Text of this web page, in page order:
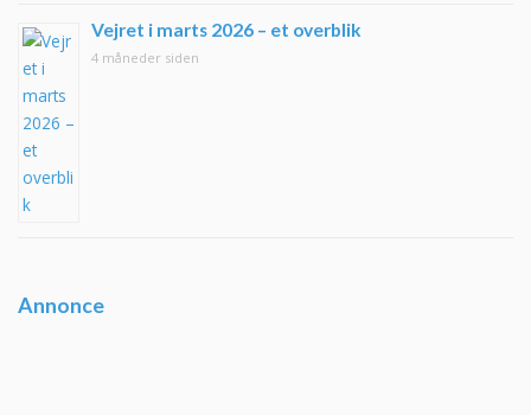
Vejret i marts 2026 – et overblik
4 måneder siden
Annonce